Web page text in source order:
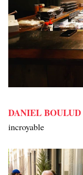
DANIEL BOULUD
incroyable